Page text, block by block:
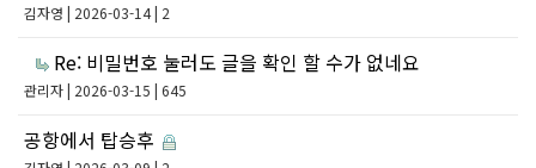
김자영 | 2026-03-14 | 2
Re: 비밀번호 눌러도 글을 확인 할 수가 없네요
관리자| 2026-03-15 | 645
공항에서 탑승후